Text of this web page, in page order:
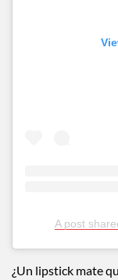
A post
¿Un lipstick mate